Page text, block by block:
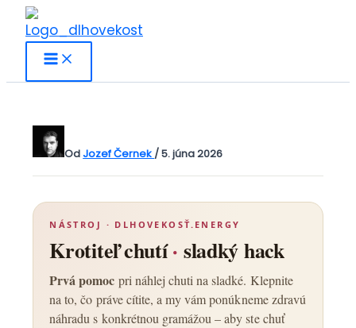
Preskočiť
obsah
OdJozef Černek /5. júna 2026
NÁSTROJ · DLHOVEKOSŤ.ENERGY
Krotiteľ chutí· sladký hack
Prvá pomoc pri náhlej chuti na sladké. Klepnite
na to, čo práve cítite, a my vám ponúkneme zdravú
náhradu s konkrétnou gramážou – aby ste chuť